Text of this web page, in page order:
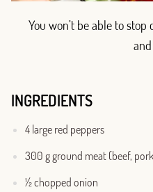
You won’t be able to
INGREDIENTS
4 large red peppers
300 g ground meat (beef,
½ chopped onion